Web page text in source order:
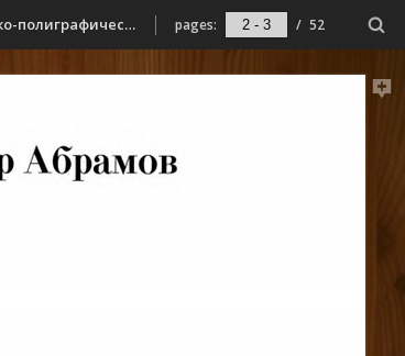
Абрамов, А. С. Книга баллад : [поэзия] / Александр Абрамов ; [ред. и сост. Д. Коржов]. - Мурманск : [б. и.], 2008 (Мурманск : Мурманское издательско-полиграфическое предприятие «Север»). - 47, [1] с. pages: / 52